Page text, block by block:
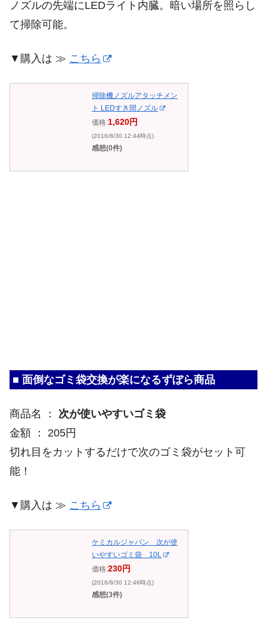
ノズルの先端にLEDライト内臓。暗い場所を照らし
て掃除可能。
▼購入は ≫ こちら
掃除機ノズルアタッチメン
ト LEDすき間ノズル
価格:1,620円
(2016/8/30 12:44時点)
感想(0件)
■ 面倒なゴミ袋交換が楽になるずぼら商品
商品名 ： 次が使いやすいゴミ袋
金額 ： 205円
切れ目をカットするだけで次のゴミ袋がセット可
能！
▼購入は ≫ こちら
ケミカルジャパン 次が使
いやすいゴミ袋 10L
価格:230円
(2016/8/30 12:46時点)
感想(3件)